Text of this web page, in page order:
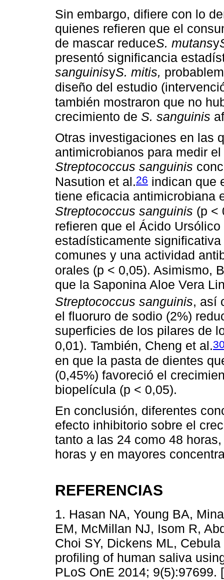
Sin embargo, difiere con lo
quienes refieren que el
de mascar reduceS. mutansy
presentó significancia
sanguinisyS. mitis,
diseño del estudio
también mostraron que no
crecimiento de S. sanguinis
Otras investigaciones en las
antimicrobianos para medir
Streptococcus sanguinis
Nasution et al.26 indican que
tiene eficacia antimicrobiana
Streptococcus sanguinis (p <
refieren que el Ácido
estadísticamente
comunes y una actividad
orales (p < 0,05). Asimismo,
que la Saponina Aloe Vera
Streptococcus sanguinis, así
el fluoruro de sodio (2%)
superficies de los pilares de
0,01). También, Cheng et al.
en que la pasta de dientes
(0,45%) favoreció el
biopelícula (p < 0,05).
En conclusión, diferentes
efecto inhibitorio sobre el
tanto a las 24 como 48
horas y en mayores
REFERENCIAS
1. Hasan NA, Young BA,
EM, McMillan NJ, Isom R,
Choi SY, Dickens ML,
profiling of human saliva
PLoS OnE 2014; 9(5):97699.